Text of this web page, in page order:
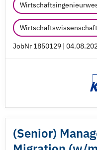
JobNr 1850129 |
(Senior)